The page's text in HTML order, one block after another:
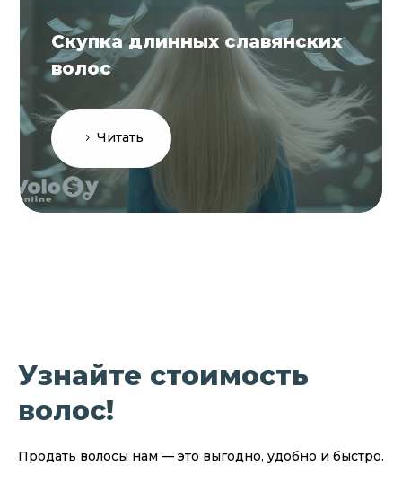
Скупка длинных славянских
волос
Читать
Узнайте стоимость
волос!
Продать волосы нам — это выгодно, удобно и быстро.